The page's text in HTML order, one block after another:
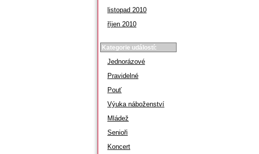
listopad 2010
říjen 2010
Kategorie událostí:
Jednorázové
Pravidelné
Pouť
Výuka náboženství
Mládež
Senioři
Koncert